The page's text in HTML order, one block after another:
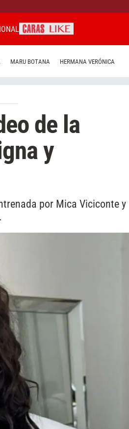
MARU BOTANA HERMANA VERÓNICA
de la
y
por Mica Viciconte y